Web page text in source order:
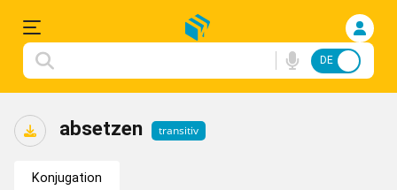
Einloggen
Anmelden
FA
DE
absetzen transitiv
Konjugation